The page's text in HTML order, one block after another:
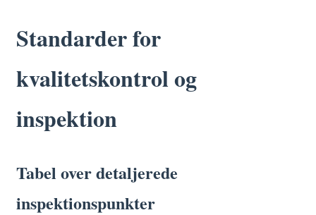
Standarder for
kvalitetskontrol og
inspektion
Tabel over detaljerede
inspektionspunkter